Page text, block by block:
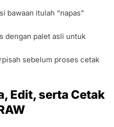
bawaan itulah “napas”
dengan palet asli untuk
sebelum proses cetak
Edit, serta Cetak